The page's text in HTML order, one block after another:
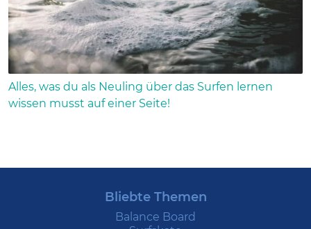
Alles, was du als Neuling über das Surfen lernen
wissen musst auf einer Seite!
Bliebte Themen
Balance Board